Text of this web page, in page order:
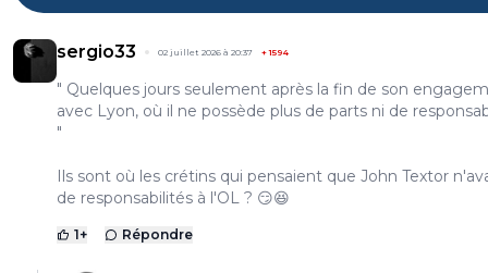
sergio33 02 juillet 2026 à 20:37 +1594
" Quelques jours seulement après la fin de son
avec Lyon, où il ne possède plus de parts ni de
"
Ils sont où les crétins qui pensaient que John Textor
de responsabilités à l'OL ? 😏😆
1+ Répondre